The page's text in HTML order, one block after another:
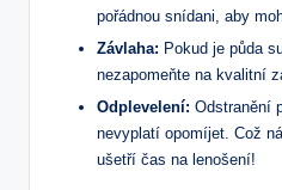
pořádnou snídani, aby
Závlaha: Pokud ⁣je půda
nezapomeňte na kvalitní
Odplevelení: Odstranění
nevyplatí opomíjet. Což
ušetří čas na lenošení!